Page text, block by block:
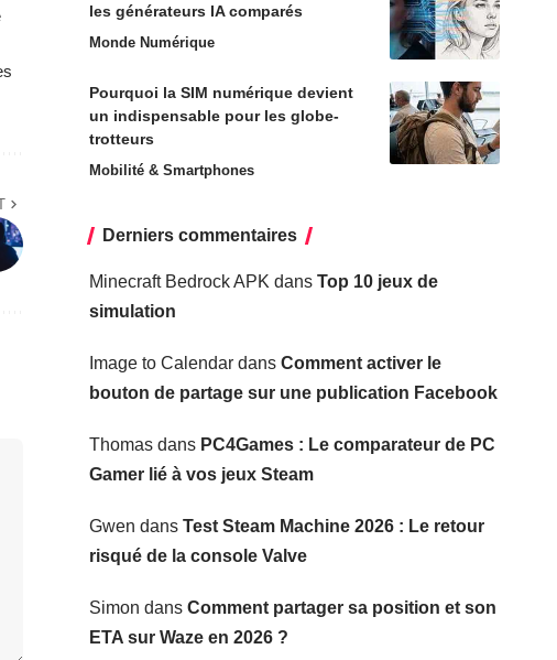
les générateurs IA comparés
Monde Numérique
Pourquoi la SIM numérique devient
un indispensable pour les globe-
trotteurs
Mobilité & Smartphones
Derniers commentaires
Minecraft Bedrock APK dans Top 10 jeux de
simulation
Image to Calendardans Comment activer le
bouton de partage sur une publication Facebook
Thomasdans PC4Games : Le comparateur de PC
Gamer lié à vos jeux Steam
Gwen dans Test Steam Machine 2026 : Le retour
risqué de la console Valve
Simon dans Comment partager sa position et son
ETA sur Waze en 2026 ?